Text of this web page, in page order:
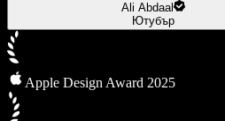
Ali Abdaal
Ютубър
Apple Design Award 2025